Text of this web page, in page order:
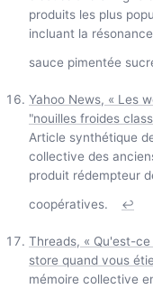
produits les plus
incluant la
sauce pimentée
Yahoo News, « Les
"nouilles froides
Article synthétique
collective des
produit rédempteur
coopératives.
↩
Threads, « Qu'est-
store quand vous
mémoire collective